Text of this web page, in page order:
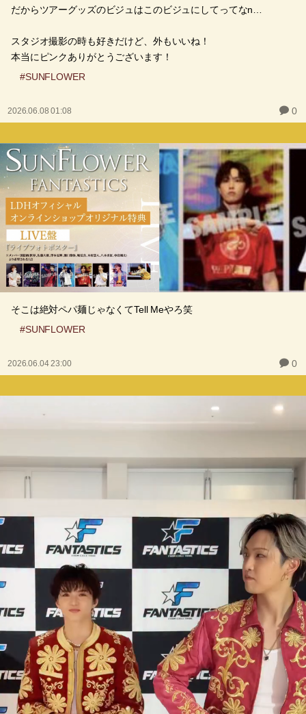
だからツアーグッズのビジュはこのビジュにしてってなn…
スタジオ撮影の時も好きだけど、外もいいね！
本当にピンクありがとうございます！
#SUNFLOWER
2026.06.08 01:08 0
そこは絶対ペパ麺じゃなくてTell Meやろ笑
#SUNFLOWER
2026.06.04 23:00 0